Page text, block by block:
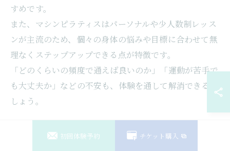
すめです。
また、マシンピラティスはパーソナルや少人数制レッス
ンが主流のため、個々の身体の悩みや目標に合わせて無
理なくステップアップできる点が特徴です。
「どのくらいの頻度で通えば良いのか」「運動が苦手で
も大丈夫か」などの不安も、体験を通して解消できるで
しょう。
中央区佃で続けやすいマシンピラティス提案
初回体験予約 チケット購入